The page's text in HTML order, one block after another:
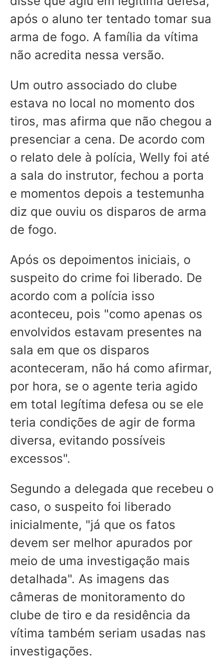
após o aluno ter tentado tomar sua
arma de fogo. A família da vítima
não acredita nessa versão.
Um outro associado do clube
estava no local no momento dos
tiros, mas afirma que não chegou a
presenciar a cena. De acordo com
o relato dele à polícia, Welly foi até
a sala do instrutor, fechou a porta
e momentos depois a testemunha
diz que ouviu os disparos de arma
de fogo.
Após os depoimentos iniciais, o
suspeito do crime foi liberado. De
acordo com a polícia isso
aconteceu, pois "como apenas os
envolvidos estavam presentes na
sala em que os disparos
aconteceram, não há como afirmar,
por hora, se o agente teria agido
em total legítima defesa ou se ele
teria condições de agir de forma
diversa, evitando possíveis
excessos".
Segundo a delegada que recebeu o
caso, o suspeito foi liberado
inicialmente, "já que os fatos
devem ser melhor apurados por
meio de uma investigação mais
detalhada". As imagens das
câmeras de monitoramento do
clube de tiro e da residência da
vítima também seriam usadas nas
investigações.